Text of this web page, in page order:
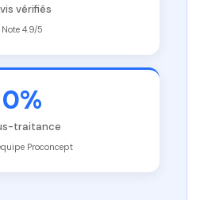
vérifiés
Note 4.9/5
0%
traitance
Proconcept